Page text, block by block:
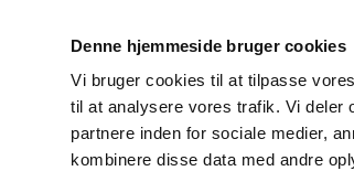
Denne hjemmeside bruger cookies
Vi bruger cookies til at tilpasse
til at analysere vores trafik. Vi deler
partnere inden for sociale medier,
kombinere disse data med andre